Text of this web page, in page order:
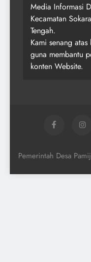
Media Informasi
Kecamatan
Tengah.
Kami senang
guna membantu
konten Website.
Pemerintah Desa